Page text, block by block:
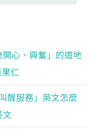
開心、興奮」的道地
仁
醒服務」英文怎麼
文